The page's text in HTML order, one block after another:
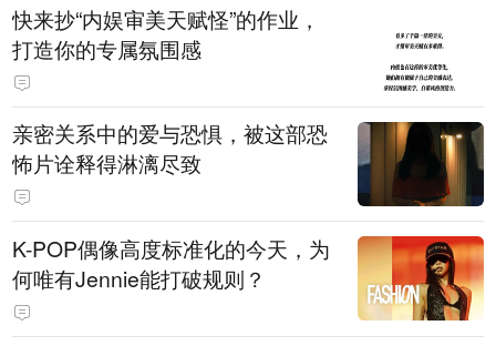
快来抄“内娱审美天赋怪”的作业，
打造你的专属氛围感
亲密关系中的爱与恐惧，被这部恐
怖片诠释得淋漓尽致
K-POP偶像高度标准化的今天，为
何唯有Jennie能打破规则？